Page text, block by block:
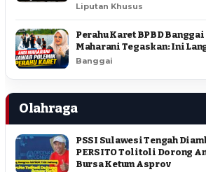
Liputan Khusus
Perahu Karet BPBD
Maharani Tegaskan: Ini
Banggai
Olahraga
PSSI Sulawesi Tengah
PERSITO Tolitoli Dorong
Bursa Ketum Asprov